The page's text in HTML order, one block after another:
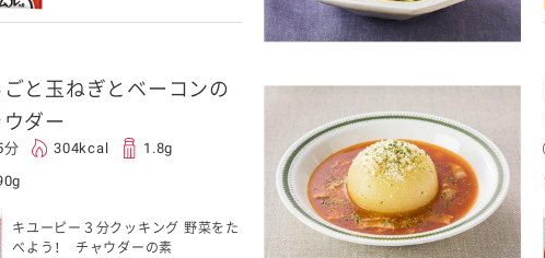
ごと玉ねぎとベーコンの
ダー
分 304kcal
1.8g
キユーピー３分クッキング 野菜をた
べよう！ チャウダーの素